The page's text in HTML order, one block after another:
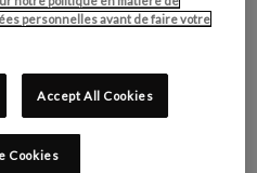
Pastel
personnelles avant de faire votre
Accept All Cookies
Cookies